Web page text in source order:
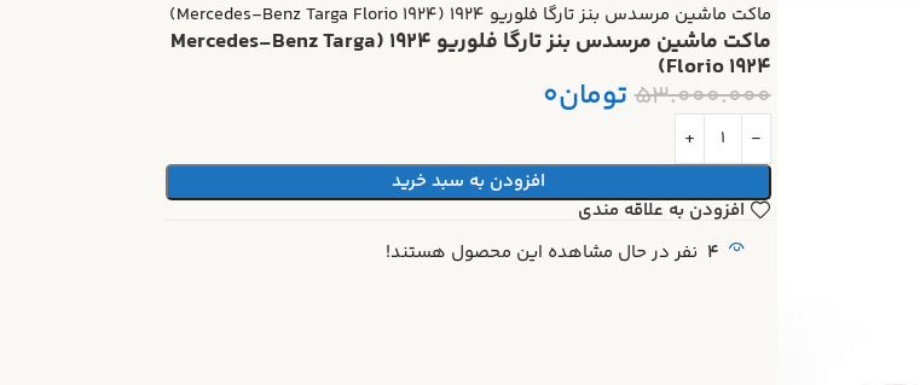
ماکت ماشین مرسدس بنز تارگا فلوریو ۱۹۲۴ (Mercedes-Benz Targa Florio 1924)
ماکت ماشین مرسدس بنز تارگا فلوریو ۱۹۲۴ (Mercedes-Benz Targa
Florio 1924)
53.000.000 تومان0
افزودن به سبد خرید
افزودن به علاقه مندی
4 نفر در حال مشاهده این محصول هستند!